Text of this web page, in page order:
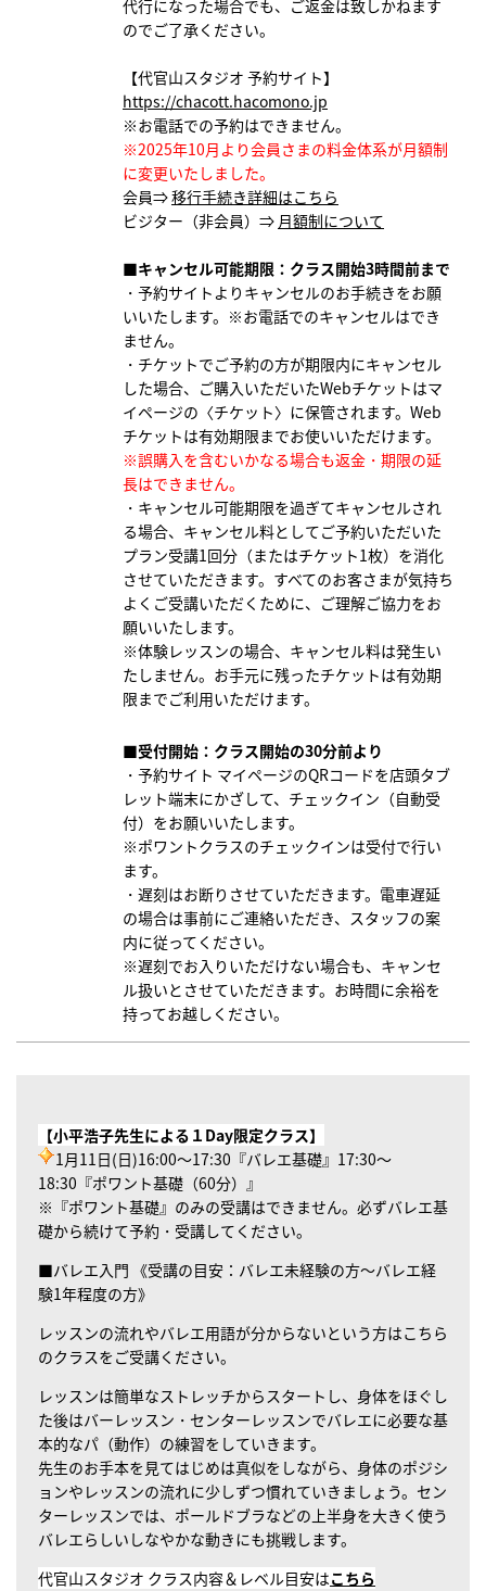
代行になった場合でも、ご返金は致しかねます
のでご了承ください。
【代官山スタジオ 予約サイト】
https://chacott.hacomono.jp
※お電話での予約はできません。
※2025年10月より会員さまの料金体系が月額制
に変更いたしました。
会員⇒移行手続き詳細はこちら
ビジター（非会員）⇒ 月額制について
■キャンセル可能期限：クラス開始3時間前まで
・予約サイトよりキャンセルのお手続きをお願
いいたします。 ※お電話でのキャンセルはでき
ません。
・チケットでご予約の方が期限内にキャンセル
した場合、ご購入いただいたWebチケットはマ
イページの〈チケット〉に保管されます。Web
チケットは有効期限までお使いいただけます。
※誤購入を含むいかなる場合も返金・期限の延
長はできません。
・キャンセル可能期限を過ぎてキャンセルされ
る場合、 キャンセル料としてご予約いただいた
プラン受講1回分（またはチケット1枚）を消化
させていただきます。すべてのお客さまが気持ち
よくご受講いただくために、ご理解ご協力をお
願いいたします。
※体験レッスンの場合、キャンセル料は発生い
たしません。お手元に残ったチケットは有効期
限までご利用いただけます。
■受付開始：クラス開始の30分前より
・予約サイト マイページのQRコードを店頭タブ
レット端末にかざして、チェックイン（自動受
付）をお願いいたします。
※ポワントクラスのチェックインは受付で行い
ます。
・遅刻はお断りさせていただきます。電車遅延
の場合は事前にご連絡いただき、スタッフの案
内に従ってください。
※遅刻でお入りいただけない場合も、キャンセ
ル扱いとさせていただきます。お時間に余裕を
持ってお越しください。
【小平浩子先生による１Day限定クラス】
1月11日(日)16:00～17:30『バレエ基礎』17:30～
18:30『ポワント基礎（60分）』
※『ポワント基礎』のみの受講はできません。必ずバレエ基
礎から続けて予約・受講してください。
■バレエ入門 《受講の目安：バレエ未経験の方～バレエ経
験1年程度の方》
レッスンの流れやバレエ用語が分からないという方はこちら
のクラスをご受講ください。
レッスンは簡単なストレッチからスタートし、身体をほぐし
た後はバーレッスン・センターレッスンでバレエに必要な基
本的なパ（動作）の練習をしていきます。
先生のお手本を見てはじめは真似をしながら、身体のポジシ
ョンやレッスンの流れに少しずつ慣れていきましょう。セン
ターレッスンでは、ポールドブラなどの上半身を大きく使う
バレエらしいしなやかな動きにも挑戦します。
代官山スタジオ クラス内容＆レベル目安はこちら